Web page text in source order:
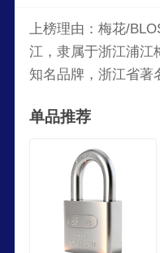
上榜理由：梅花/
江，隶属于浙江浦江
知名品牌，浙江省著
计、开发、制造、贸
单品推荐